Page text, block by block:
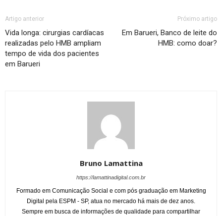
Artigo anterior
Vida longa: cirurgias cardíacas
realizadas pelo HMB ampliam
tempo de vida dos pacientes
em Barueri
Próximo artigo
Em Barueri, Banco de leite do
HMB: como doar?
Bruno Lamattina
https://lamattinadigital.com.br
Formado em Comunicação Social e com pós graduação em Marketing
Digital pela ESPM - SP, atua no mercado há mais de dez anos.
Sempre em busca de informações de qualidade para compartilhar